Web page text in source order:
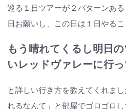
巡る１日ツアーが２パターンあ
日お願いし、この日は１日やるこ
もう晴れてくるし明日
いレッドヴァレーに行
と詳しい行き方を教えてくれま
れるなんて」と部屋でゴロゴロし